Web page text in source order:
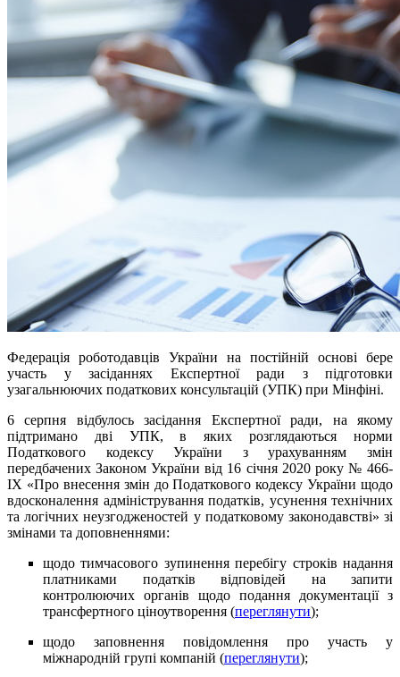
Федерація роботодавців України на постійній основі бере
участь у засіданнях Експертної ради з підготовки
узагальнюючих податкових консультацій (УПК) при Мінфіні.
6 серпня відбулось засідання Експертної ради, на якому
підтримано дві УПК, в яких розглядаються норми
Податкового кодексу України з урахуванням змін
передбачених Законом України від 16 січня 2020 року № 466-
IX «Про внесення змін до Податкового кодексу України щодо
вдосконалення адміністрування податків, усунення технічних
та логічних неузгодженостей у податковому законодавстві» зі
змінами та доповненнями:
щодо тимчасового зупинення перебігу строків надання
платниками податків відповідей на запити
контролюючих органів щодо подання документації з
трансфертного ціноутворення (переглянути);
щодо заповнення повідомлення про участь у
міжнародній групі компаній (переглянути);